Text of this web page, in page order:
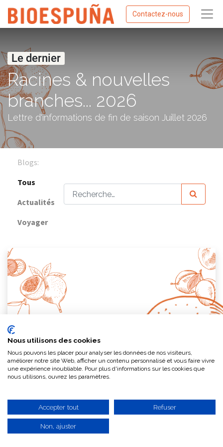
Contactez-nous
Le dernier
Racines & nouvelles
branches... 2026
Lettre d'informations de fin de saison Juillet 2026
Blogs:
Tous
Actualités
Voyager
Racines & nouvelles branches... 2026
José Marín, 92 ans, Mula (Murcia) Si son âge avancé crée de la fatigue
sur son corps et affaiblit son énergie, sa lucidité est toujours aussi fine
Nous utilisons des cookies
Nous pouvons les placer pour analyser les données de nos visiteurs,
améliorer notre site Web, afficher un contenu personnalisé et vous faire vivre
une expérience inoubliable. Pour plus d'informations sur les cookies que
nous utilisons, ouvrez les paramètres.
Accepter tout Refuser
Non, ajuster